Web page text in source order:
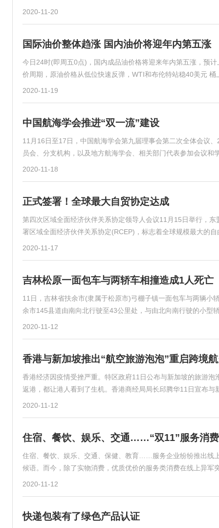
2020-11-20
国际油价整体趋涨 国内油价将迎年内第五涨
今日24时(即周五0点)，国内成品油价格将迎来年内第五涨，预
价周期，原油价格从低位快速反弹，WTI和布伦特站稳40美元
2020-11-19
中国航海学会推进“双一流”建设
11月16日至17日，中国航海学会第九届理事会第二次全体会议
员会、分支机构，以及地方航海学会、相关部门代表参加会议和
2020-11-18
正式签署！全球最大自贸协定达成
第四次区域全面经济伙伴关系协定领导人会议11月15日举行，
署区域全面经济伙伴关系协定(RCEP)，标志着全球规模最大的
2020-11-17
吉林松原一面包车与两轿车相撞造成1人死亡
11日，吉林省扶余市(隶属于松原市)弓棚子镇一面包车与两辆
余市145县道由南向北行驶至43公里处，与由北向南行驶的小型
2020-11-12
香港与新加坡推出“航空旅游泡泡”重启跨境
香港经济因疫情受挫严重。特区政府11日公布与新加坡的旅游
返港，都让港人看到了生机。香港商经局局长邱腾华11日宣布与
2020-11-12
住宿、餐饮、娱乐、交通……“双11”服务消
住宿、餐饮、娱乐、交通、保健、教育……服务企业纷纷推出线
候语。而今，除了实物消费，优质优价的服务类消费在线上异军
2020-11-12
快递包装有了绿色产品认证